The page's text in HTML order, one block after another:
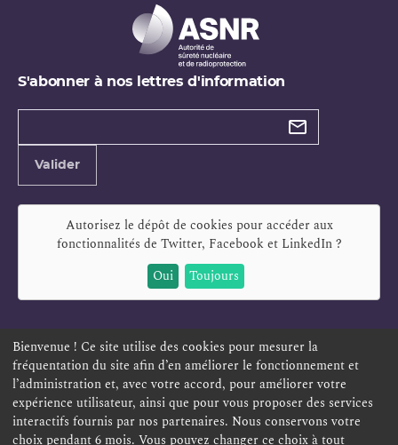
S'abonner à nos lettres d'information
Types de
Valider
Autorisez le dépôt de cookies pour accéder aux
fonctionnalités de Twitter, Facebook et LinkedIn?
Oui
Toujours
ESPACE PERSONNEL OFFRES D'EMPLOI SIGNALEMENT
TÉLÉSERVICES PLAN DU SITE
ACCESSIBILITÉ POLITIQUE DE CONFIDENTIALITÉ
MENTIONS LÉGALES CONTACT
Bienvenue ! Ce site utilise des cookies pour mesurer la
fréquentation du site afin d’en améliorer le fonctionnement et
l’administration et, avec votre accord, pour améliorer votre
expérience utilisateur, ainsi que pour vous proposer des services
interactifs fournis par nos partenaires. Nous conservons votre
choix pendant 6 mois. Vous pouvez changer ce choix à tout